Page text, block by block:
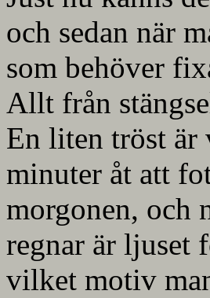
och sedan när
som behöver
Allt från
En liten tröst är
minuter åt att
morgonen, och
regnar är ljuset
vilket motiv